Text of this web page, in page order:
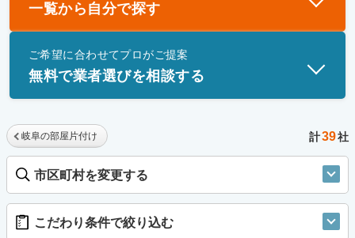
一般財団法人遺品整理認定協会、および一般社団法
士」資格を持つ事業者のみ掲載しています。
一覧から自分で探す
ご希望に合わせてプロがご提案
無料で業者選びを相談する
岐阜の部屋片付け 計39社
市区町村を変更する
こだわり条件で絞り込む